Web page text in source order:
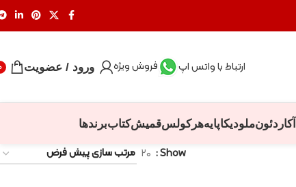
ارتباط با واتس اپ فروش ویژه ورود / عضویت
آکاردئونملودیکاپایههرکولسقمیشکتاببرندها
Show ۲۰